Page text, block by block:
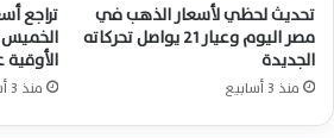
تحديث لحظي لأسعار الذهب في
مصر اليوم وعيار 21 يواصل تحركاته
الجديدة
منذ 3 أسابيع
تراجع
الأوقية
منذ 3 أسابيع